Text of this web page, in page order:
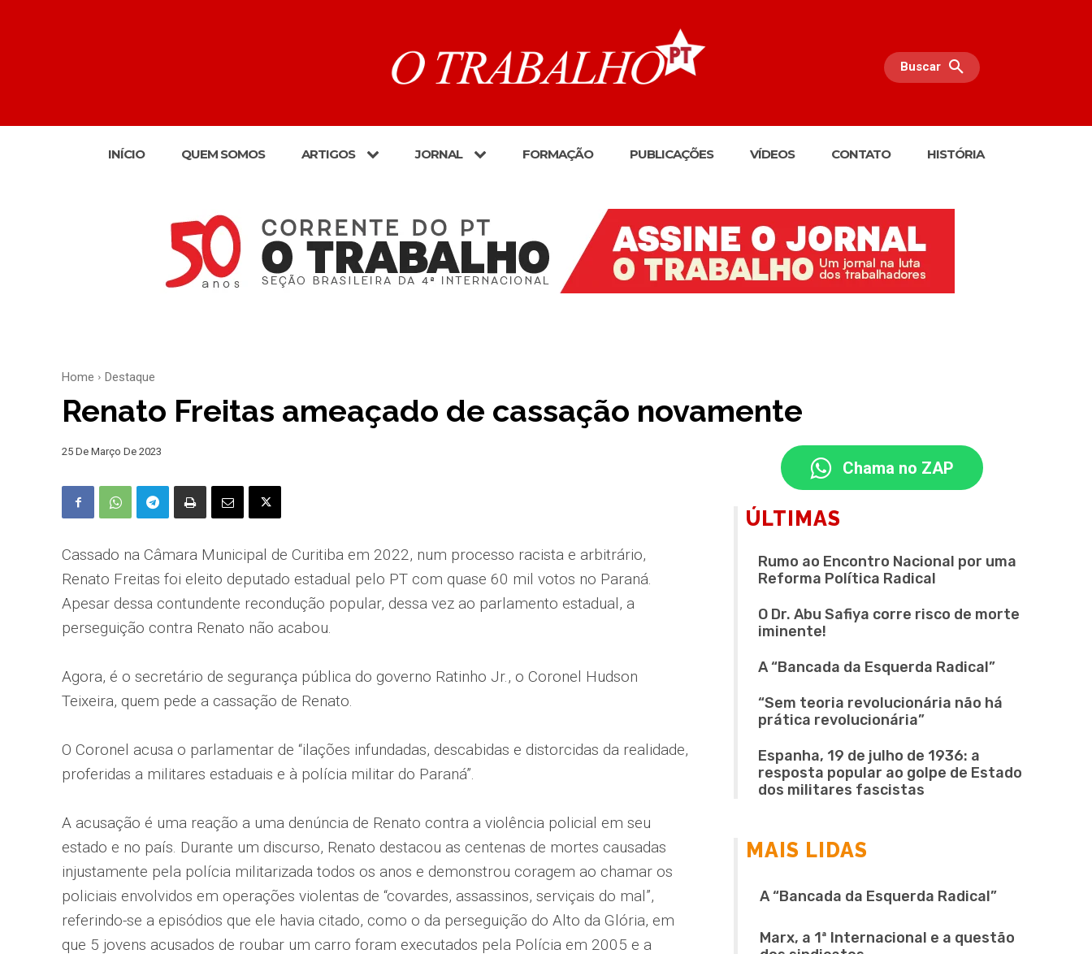
Buscar
INÍCIO QUEM SOMOS ARTIGOS JORNAL FORMAÇÃO PUBLICAÇÕES VÍDEOS CONTATO HISTÓRIA
Home Destaque
Renato Freitas ameaçado de cassação novamente
25 De Março De 2023
Cassado na Câmara Municipal de Curitiba em 2022, num processo racista e arbitrário,
Renato Freitas foi eleito deputado estadual pelo PT com quase 60 mil votos no Paraná.
Apesar dessa contundente recondução popular, dessa vez ao parlamento estadual, a
perseguição contra Renato não acabou.
Agora, é o secretário de segurança pública do governo Ratinho Jr., o Coronel Hudson
Teixeira, quem pede a cassação de Renato.
O Coronel acusa o parlamentar de “ilações infundadas, descabidas e distorcidas da realidade,
proferidas a militares estaduais e à polícia militar do Paraná”.
A acusação é uma reação a uma denúncia de Renato contra a violência policial em seu
estado e no país. Durante um discurso, Renato destacou as centenas de mortes causadas
injustamente pela polícia militarizada todos os anos e demonstrou coragem ao chamar os
policiais envolvidos em operações violentas de “covardes, assassinos, serviçais do mal”,
referindo-se a episódios que ele havia citado, como o da perseguição do Alto da Glória, em
que 5 jovens acusados de roubar um carro foram executados pela Polícia em 2005 e a
Chama no ZAP
ÚLTIMAS
Rumo ao Encontro Nacional por uma
Reforma Política Radical
O Dr. Abu Safiya corre risco de morte
iminente!
A “Bancada da Esquerda Radical”
“Sem teoria revolucionária não há
prática revolucionária”
Espanha, 19 de julho de 1936: a
resposta popular ao golpe de Estado
dos militares fascistas
MAIS LIDAS
A “Bancada da Esquerda Radical”
Marx, a 1ª Internacional e a questão